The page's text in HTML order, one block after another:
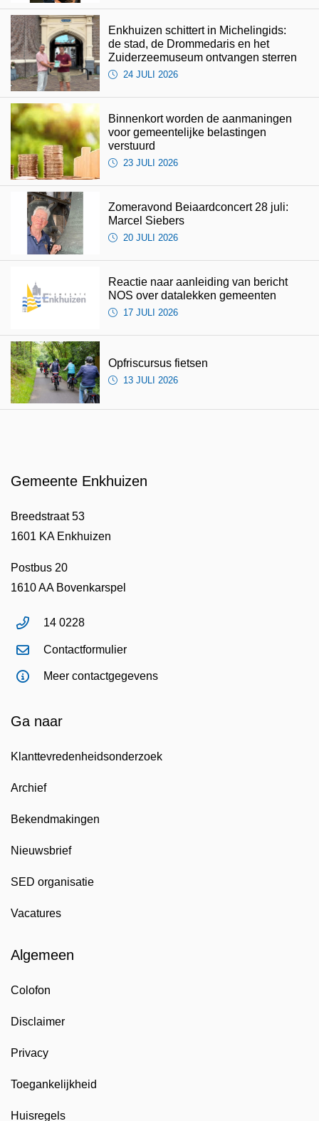
Enkhuizen schittert in Michelingids:
de stad, de Drommedaris en het
Zuiderzeemuseum ontvangen sterren
24 JULI 2026
Binnenkort worden de aanmaningen
voor gemeentelijke belastingen
verstuurd
23 JULI 2026
Zomeravond Beiaardconcert 28 juli:
Marcel Siebers
20 JULI 2026
Reactie naar aanleiding van bericht
NOS over datalekken gemeenten
17 JULI 2026
Opfriscursus fietsen
13 JULI 2026
Gemeente Enkhuizen
Breedstraat 53
1601 KA Enkhuizen
Postbus 20
1610 AA Bovenkarspel
14 0228
Contactformulier
Meer contactgegevens
Ga naar
Klanttevredenheidsonderzoek
Archief
Bekendmakingen
Nieuwsbrief
SED organisatie
Vacatures
Algemeen
Colofon
Disclaimer
Privacy
Toegankelijkheid
Huisregels